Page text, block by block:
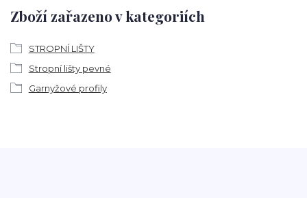
Zboží zařazeno v kategoriích
STROPNÍ LIŠTY
Stropní lišty pevné
Garnyžové profily